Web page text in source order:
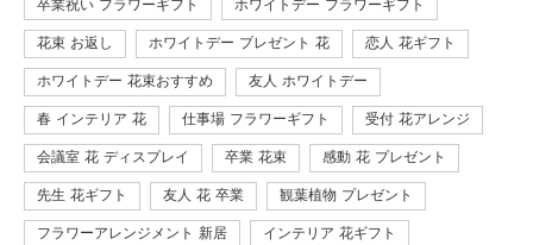
卒業祝い フラワーギフト ホワイトデー フラワーギフト
花束 お返し ホワイトデー プレゼント 花 恋人 花ギフト
ホワイトデー 花束おすすめ 友人 ホワイトデー
春 インテリア 花 仕事場 フラワーギフト 受付 花アレンジ
会議室 花 ディスプレイ 卒業 花束 感動 花 プレゼント
先生 花ギフト 友人 花 卒業 観葉植物 プレゼント
フラワーアレンジメント 新居 インテリア 花ギフト